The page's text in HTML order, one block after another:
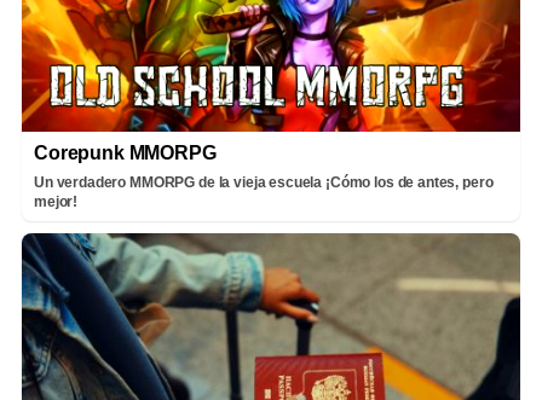
Corepunk MMORPG
Un verdadero MMORPG de la vieja escuela ¡Cómo los de antes, pero
mejor!